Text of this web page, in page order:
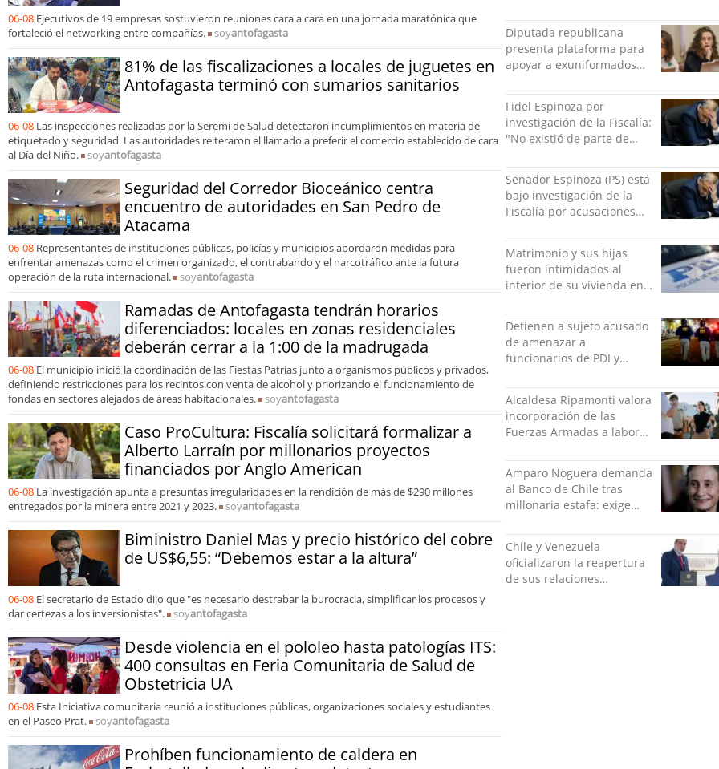
06-08 Ejecutivos de 19 empresas sostuvieron reuniones cara a cara en una jornada maratónica que
fortaleció el networking entre compañías.
soyantofagasta
81% de las fiscalizaciones a locales de juguetes en
Antofagasta terminó con sumarios sanitarios
06-08 Las inspecciones realizadas por la Seremi de Salud detectaron incumplimientos en materia de
etiquetado y seguridad. Las autoridades reiteraron el llamado a preferir el comercio establecido de cara
al Día del Niño.
soyantofagasta
Seguridad del Corredor Bioceánico centra
encuentro de autoridades en San Pedro de
Atacama
06-08 Representantes de instituciones públicas, policías y municipios abordaron medidas para
enfrentar amenazas como el crimen organizado, el contrabando y el narcotráfico ante la futura
operación de la ruta internacional.
soyantofagasta
Ramadas de Antofagasta tendrán horarios
diferenciados: locales en zonas residenciales
deberán cerrar a la 1:00 de la madrugada
06-08 El municipio inició la coordinación de las Fiestas Patrias junto a organismos públicos y privados,
definiendo restricciones para los recintos con venta de alcohol y priorizando el funcionamiento de
fondas en sectores alejados de áreas habitacionales.
soyantofagasta
Caso ProCultura: Fiscalía solicitará formalizar a
Alberto Larraín por millonarios proyectos
financiados por Anglo American
06-08 La investigación apunta a presuntas irregularidades en la rendición de más de $290 millones
entregados por la minera entre 2021 y 2023.
soyantofagasta
Biministro Daniel Mas y precio histórico del cobre
de US$6,55: “Debemos estar a la altura”
06-08 El secretario de Estado dijo que "es necesario destrabar la burocracia, simplificar los procesos y
dar certezas a los inversionistas".
soyantofagasta
Desde violencia en el pololeo hasta patologías ITS:
400 consultas en Feria Comunitaria de Salud de
Obstetricia UA
06-08 Esta Iniciativa comunitaria reunió a instituciones públicas, organizaciones sociales y estudiantes
en el Paseo Prat.
soyantofagasta
Prohíben funcionamiento de caldera en
indolente"
Diputada republicana
presenta plataforma para
apoyar a exuniformados
social
Fidel Espinoza por
investigación de la Fiscalía:
"No existió de parte de
violencia física ni verbal"
Senador Espinoza (PS) está
bajo investigación de la
Fiscalía por acusaciones
su pareja
Matrimonio y sus hijas
fueron intimidados al
interior de su vivienda en
Detienen a sujeto acusado
de amenazar a
funcionarios de PDI y
Verde
Alcaldesa Ripamonti valora
incorporación de las
Fuerzas Armadas a labores
“responsabilidad política”
Amparo Noguera demanda
al Banco de Chile tras
millonaria estafa: exige
Chile y Venezuela
oficializaron la reapertura
de sus relaciones